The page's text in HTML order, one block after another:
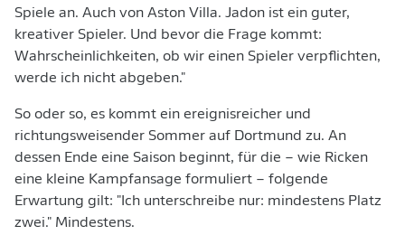
Spiele an. Auch von Aston Villa. Jadon ist ein guter,
kreativer Spieler. Und bevor die Frage kommt:
Wahrscheinlichkeiten, ob wir einen Spieler verpflichten,
werde ich nicht abgeben."
So oder so, es kommt ein ereignisreicher und
richtungsweisender Sommer auf Dortmund zu. An
dessen Ende eine Saison beginnt, für die – wie Ricken
eine kleine Kampfansage formuliert – folgende
Erwartung gilt: "Ich unterschreibe nur: mindestens Platz
zwei." Mindestens.